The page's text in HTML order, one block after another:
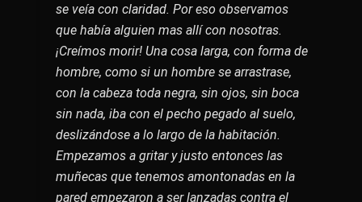
se veía con claridad. Por eso observamos
que había alguien mas allí con nosotras.
¡Creímos morir! Una cosa larga, con forma de
hombre, como si un hombre se arrastrase,
con la cabeza toda negra, sin ojos, sin boca
sin nada, iba con el pecho pegado al suelo,
deslizándose a lo largo de la habitación.
Empezamos a gritar y justo entonces las
muñecas que tenemos amontonadas en la
pared empezaron a ser lanzadas contra el